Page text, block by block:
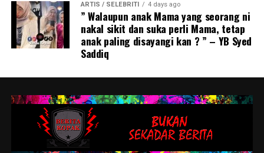
ARTIS / SELEBRITI 4 days ago
” Walaupun anak Mama yang seorang ni
nakal sikit dan suka perli Mama, tetap
anak paling disayangi kan ? ” – YB Syed
Saddiq